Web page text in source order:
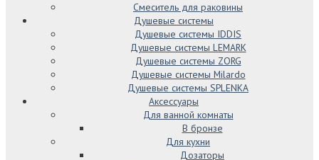
Смеситель для раковины
Душевые системы
Душевые системы IDDIS
Душевые системы LEMARK
Душевые системы ZORG
Душевые системы Milardo
Душевые системы SPLENKA
Аксессуары
Для ванной комнаты
В бронзе
Для кухни
Дозаторы